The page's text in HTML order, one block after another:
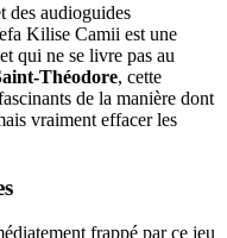
des audioguides
Kilise Camii est une
qui ne se livre pas au
Théodore, cette
de la manière dont
vraiment effacer les
frappé par ce jeu